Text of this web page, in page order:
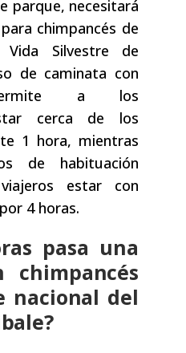
parque, necesitará
chimpancés de
Silvestre de
de caminata con
a los
cerca de los
1 hora, mientras
de habituación
estar con
4 horas.
pasa una
chimpancés
nacional del